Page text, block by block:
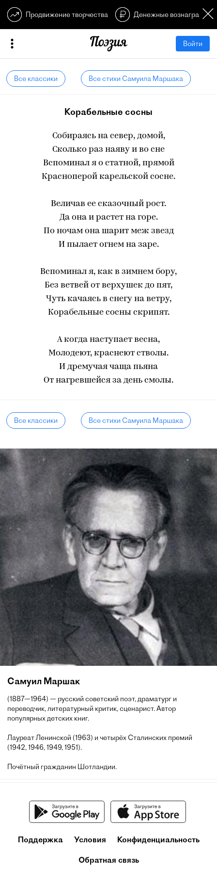
Продвижение творчества Денежные
Войти
Все классики Все стихи Самуила Маршака
Корабельные сосны
Собираясь на север, домой,
Сколько раз наяву и во сне
Вспоминал я о статной, прямой
Красноперой карельской сосне.
Величав ее сказочный рост.
Да она и растет на горе.
По ночам она шарит меж звезд
И пылает огнем на заре.
Вспоминал я, как в зимнем бору,
Без ветвей от верхушек до пят,
Чуть качаясь в снегу на ветру,
Корабельные сосны скрипят.
А когда наступает весна,
Молодеют, краснеют стволы.
И дремучая чаща пьяна
От нагревшейся за день смолы.
Все классики Все стихи Самуила Маршака
Самуил Маршак
(1887—1964) — русский советский поэт, драматург и
переводчик, литературный критик, сценарист. Автор
популярных детских книг.
Лауреат Ленинской (1963) и четырёх Сталинских премий
(1942, 1946, 1949, 1951).
Почётный гражданин Шотландии.
Поддержка Условия Конфиденциальность
Обратная связь